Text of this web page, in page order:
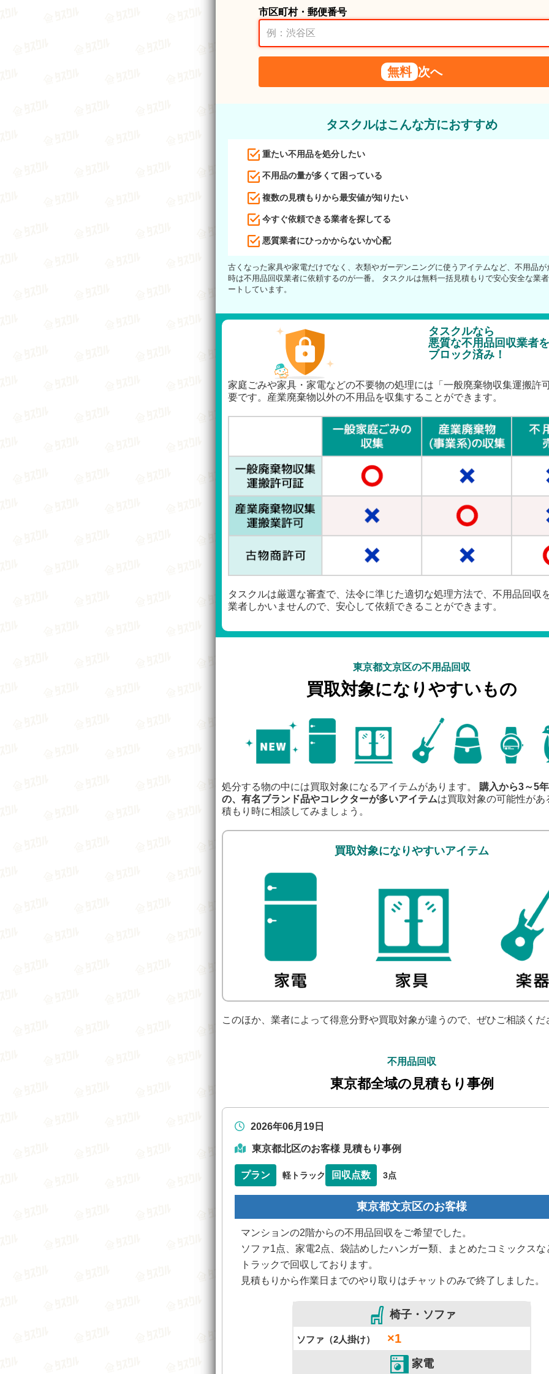
市区町村・郵便番号
無料 次へ
タスクルはこんな方におすすめ
重たい不用品を処分したい
不用品の量が多くて困っている
複数の見積もりから最安値が知りたい
今すぐ依頼できる業者を探してる
悪質業者にひっかからないか心配
古くなった家具や家電だけでなく、衣類やガーデンニングに使うアイテムなど、不用品が
時は不用品回収業者に依頼するのが一番。 タスクルは無料一括見積もりで安心安全な業
ートしています。
タスクルなら
悪質な不用品回収業者を
ブロック済み！
家庭ごみや家具・家電などの不要物の処理には「一般廃棄物収集運搬許
要です。産業廃棄物以外の不用品を収集することができます。
タスクルは厳選な審査で、法令に準じた適切な処理方法で、不用品回収
業者しかいませんので、安心して依頼できることができます。
東京都文京区の不用品回収
買取対象になりやすいもの
処分する物の中には買取対象になるアイテムがあります。 購入から3～5
の、有名ブランド品やコレクターが多いアイテムは買取対象の可能性があ
積もり時に相談してみましょう。
買取対象になりやすいアイテム
このほか、業者によって得意分野や買取対象が違うので、ぜひご相談くだ
不用品回収
東京都全域の見積もり事例
2026年06月19日
東京都北区のお客様 見積もり事例
プラン 軽トラック 回収点数 3点
東京都文京区のお客様
マンションの2階からの不用品回収をご希望でした。
ソファ1点、家電2点、袋詰めしたハンガー類、まとめたコミックスな
トラックで回収しております。
見積もりから作業日までのやり取りはチャットのみで終了しました。
椅子・ソファ
ソファ（2人掛け） ×1
家電